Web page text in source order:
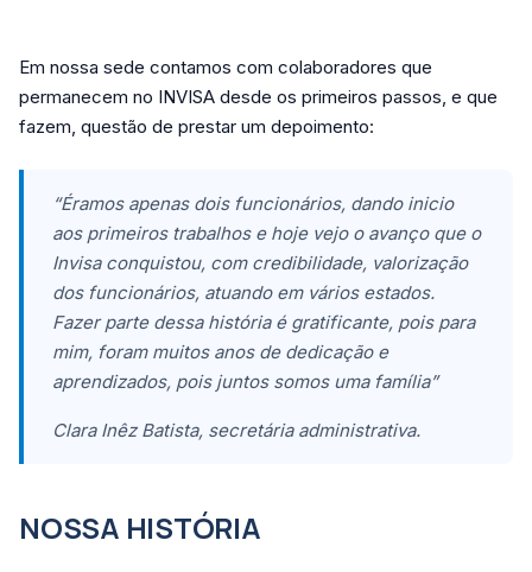
Em nossa sede contamos com colaboradores que
permanecem no INVISA desde os primeiros passos, e que
fazem, questão de prestar um depoimento:
“Éramos apenas dois funcionários, dando inicio
aos primeiros trabalhos e hoje vejo o avanço que o
Invisa conquistou, com credibilidade, valorização
dos funcionários, atuando em vários estados.
Fazer parte dessa história é gratificante, pois para
mim, foram muitos anos de dedicação e
aprendizados, pois juntos somos uma família”
Clara Inêz Batista, secretária administrativa.
NOSSA HISTÓRIA